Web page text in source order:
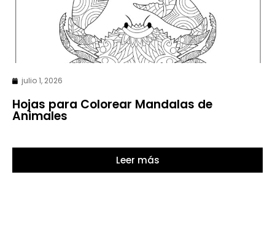
julio 1, 2026
Hojas para Colorear Mandalas de
Animales
Leer más